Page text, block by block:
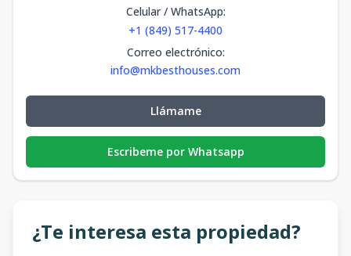
Celular / WhatsApp:
+1 (849) 517-4400
Correo electrónico:
info@mkbesthouses.com
Llámame
Escribeme por Whatsapp
¿Te interesa esta propiedad?